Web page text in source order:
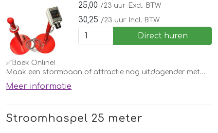
25,00 /23 uur Excl. BTW
30,25 /23 uur Incl. BTW
Direct huren
✅Boek Online!
Maak een stormbaan of attractie nog uitdagender met
deze dizzy draaipaal!
Leuk spel voor een zeskamp of andere gelegenheid.
Meer informatie
Stroomhaspel 25 meter